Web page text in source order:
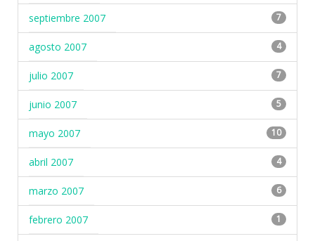
septiembre 2007 7
agosto 2007 4
julio 2007 7
junio 2007 5
mayo 2007 10
abril 2007 4
marzo 2007 6
febrero 2007 1